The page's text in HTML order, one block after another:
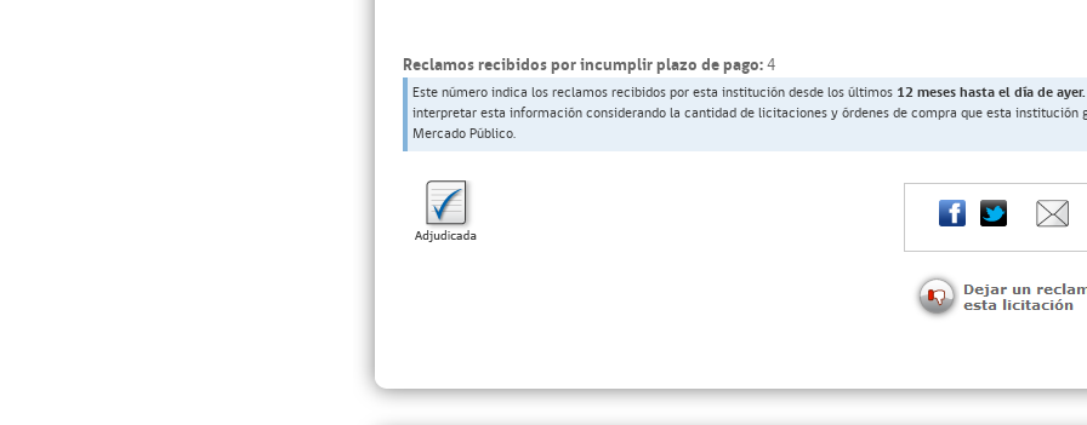
Reclamos recibidos por incumplir plazo de pago:4
Este número indica los reclamos recibidos por esta institución desde los últimos 12 meses hasta el día de ayer.
interpretar esta información considerando la cantidad de licitaciones y órdenes de compra que esta institución
Mercado Público.